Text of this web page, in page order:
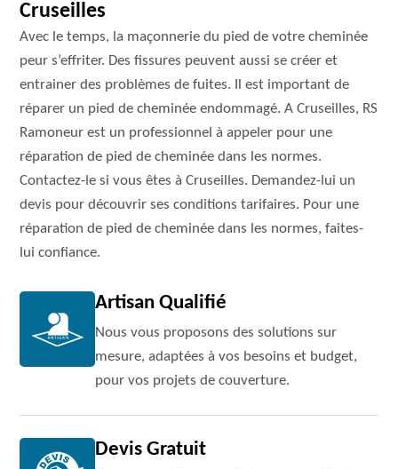
Cruseilles
Avec le temps, la maçonnerie du pied de votre cheminée
peur s’effriter. Des fissures peuvent aussi se créer et
entrainer des problèmes de fuites. Il est important de
réparer un pied de cheminée endommagé. A Cruseilles, RS
Ramoneur est un professionnel à appeler pour une
réparation de pied de cheminée dans les normes.
Contactez-le si vous êtes à Cruseilles. Demandez-lui un
devis pour découvrir ses conditions tarifaires. Pour une
réparation de pied de cheminée dans les normes, faites-
lui confiance.
Artisan Qualifié
Nous vous proposons des solutions sur
mesure, adaptées à vos besoins et budget,
pour vos projets de couverture.
Devis Gratuit